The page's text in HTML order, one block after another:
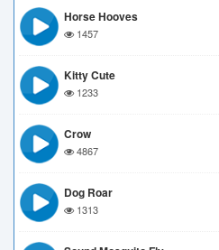
Horse Hooves
1457
Kitty Cute
1233
Crow
4867
Dog Roar
1313